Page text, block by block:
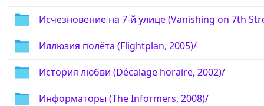
Исчезновение на 7-й улице (Vanishing on 7th
Иллюзия полёта (Flightplan, 2005)/
История любви (Décalage horaire, 2002)/
Информаторы (The Informers, 2008)/